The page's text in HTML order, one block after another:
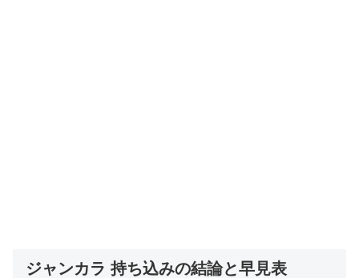
ジャンカラ 持ち込みの結論と早見表